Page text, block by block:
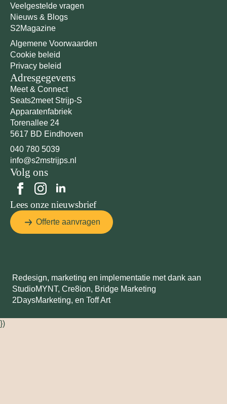
Veelgestelde vragen
Nieuws & Blogs
S2Magazine
Algemene Voorwaarden
Cookie beleid
Privacy beleid
Adresgegevens
Meet & Connect
Seats2meet Strijp-S
Apparatenfabriek
Torenallee 24
5617 BD Eindhoven
040 780 5039
info@s2mstrijps.nl
Volg ons
Lees onze nieuwsbrief
Offerte aanvragen
Redesign, marketing en implementatie met dank aan
StudioMYNT, Cre8ion, Bridge Marketing
2DaysMarketing, en Toff Art
})